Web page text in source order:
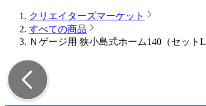
クリエイターズマーケット
すべての商品
Ｎゲージ用 狭小島式ホーム140（セットL